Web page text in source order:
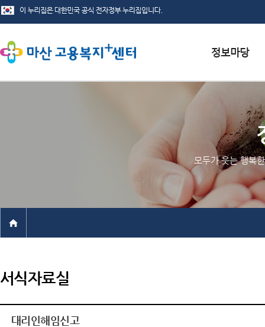
채용정보
인재정보
관련사이트
모두가 웃는 행복
서식자료실
대리인해임신고